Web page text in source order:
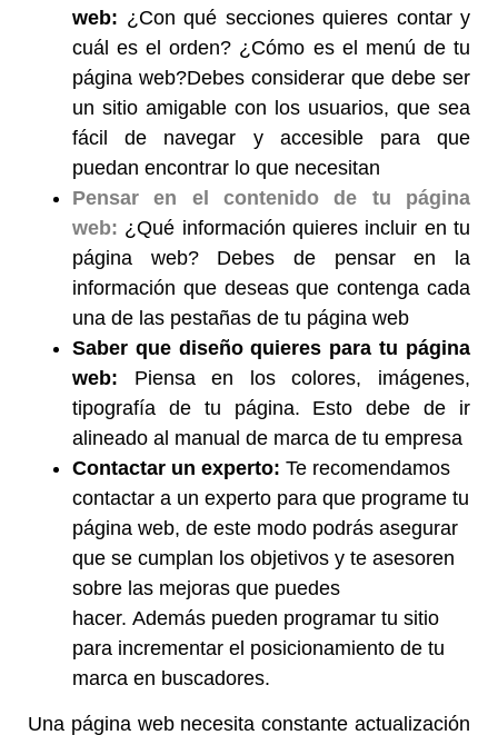
web: ¿Con qué secciones quieres contar y
cuál es el orden? ¿Cómo es el menú de tu
página web?Debes considerar que debe ser
un sitio amigable con los usuarios, que sea
fácil de navegar y accesible para que
puedan encontrar lo que necesitan
Pensar en el contenido de tu página
web: ¿Qué información quieres incluir en tu
página web? Debes de pensar en la
información que deseas que contenga cada
una de las pestañas de tu página web
Saber que diseño quieres para tu página
web: Piensa en los colores, imágenes,
tipografía de tu página. Esto debe de ir
alineado al manual de marca de tu empresa
Contactar un experto: Te recomendamos
contactar a un experto para que programe tu
página web, de este modo podrás asegurar
que se cumplan los objetivos y te asesoren
sobre las mejoras que puedes
hacer. Además pueden programar tu sitio
para incrementar el posicionamiento de tu
marca en buscadores.
Una página web necesita constante actualización